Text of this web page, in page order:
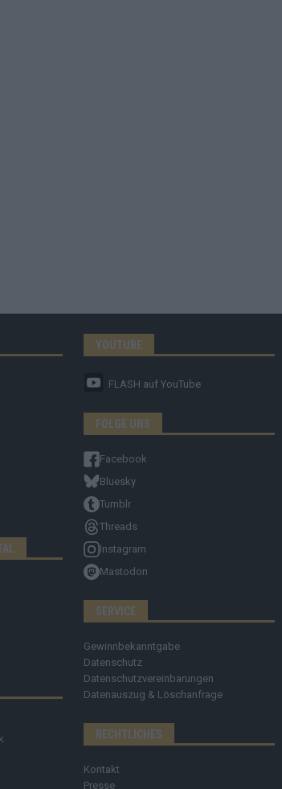
YOUTUBE
FLASH auf YouTube
FOLGE UNS
Facebook
Bluesky
Tumblr
Threads
Instagram
Mastodon
SERVICE
Gewinnbekanntgabe
Datenschutz
Datenschutzvereinbarungen
Datenauszug & Löschanfrage
RECHTLICHES
Kontakt
Presse